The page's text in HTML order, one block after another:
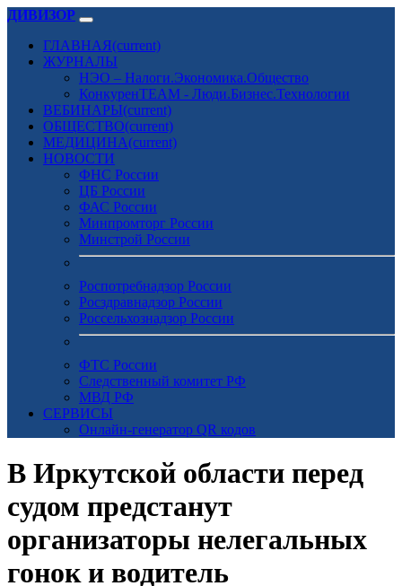
ДИВИЗОР
ГЛАВНАЯ(current)
ЖУРНАЛЫ
НЭО – Налоги.Экономика.Общество
КонкуренTEAM - Люди.Бизнес.Технологии
ВЕБИНАРЫ(current)
ОБЩЕСТВО(current)
МЕДИЦИНА(current)
НОВОСТИ
ФНС России
ЦБ России
ФАС России
Минпромторг России
Минстрой России
Роспотребнадзор России
Росздравнадзор России
Россельхознадзор России
ФТС России
Следственный комитет РФ
МВД РФ
СЕРВИСЫ
Онлайн-генератор QR кодов
В Иркутской области перед
судом предстанут
организаторы нелегальных
гонок и водитель